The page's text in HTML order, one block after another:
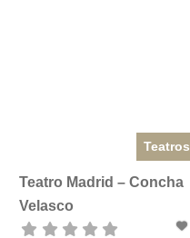
Teatros
Teatro Madrid – Concha
Velasco